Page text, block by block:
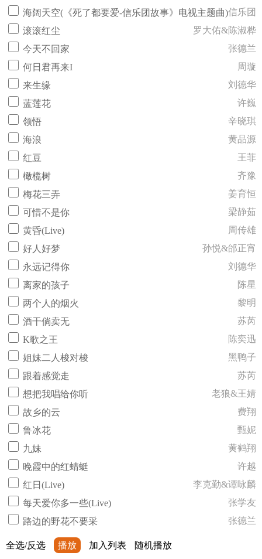
海阔天空(《死了都要爱-信乐团故事》电视主题曲)信乐团
滚滚红尘
罗大佑&陈淑桦
今天不回家
张德兰
何日君再来I
周璇
来生缘
刘德华
蓝莲花
许巍
领悟
辛晓琪
海浪
黄品源
红豆
王菲
橄榄树
齐豫
梅花三弄
姜育恒
可惜不是你
梁静茹
黄昏(Live)
周传雄
好人好梦
孙悦&邰正宵
永远记得你
刘德华
离家的孩子
陈星
两个人的烟火
黎明
酒干倘卖无
苏芮
K歌之王
陈奕迅
姐妹二人梭对梭
黑鸭子
跟着感觉走
苏芮
想把我唱给你听
老狼&王婧
故乡的云
费翔
鲁冰花
甄妮
九妹
黄鹤翔
晚霞中的红蜻蜓
许越
红日(Live)
李克勤&谭咏麟
每天爱你多一些(Live)
张学友
路边的野花不要采
张德兰
全选/反选 播放 加入列表 随机播放